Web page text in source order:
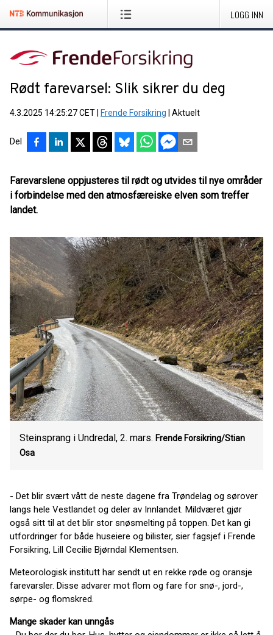
LOGG INN
Rødt farevarsel: Slik sikrer du deg
4.3.2025 14:25:27 CET Frende Forsikring Aktuelt
Del
Farevarslene oppjusteres til rødt og utvides til nye områder
i forbindelse med den atmosfæreiske elven som treffer
landet.
Steinsprang i Undredal, 2. mars. Frende Forsikring/Stian
Osa
- Det blir svært vått de neste dagene fra Trøndelag og sørover
langs hele Vestlandet og deler av Innlandet. Mildværet gjør
også sitt til at det blir stor snøsmelting på toppen. Det kan gi
utfordringer for både huseiere og bilister, sier fagsjef i Frende
Forsikring, Lill Cecilie Bjørndal Klementsen.
Meteorologisk institutt har sendt ut en rekke røde og oransje
farevarsler. Disse advarer mot flom og fare for snø-, jord-,
sørpe- og flomskred.
Mange skader kan unngås